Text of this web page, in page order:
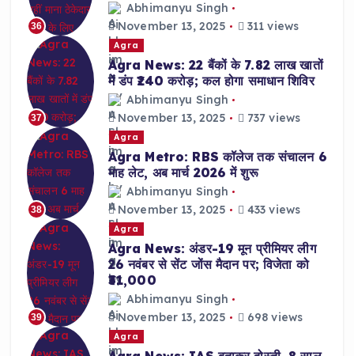
36
Abhimanyu Singh
November 13, 2025
311 views
37
Agra
Agra News: 22 बैंकों के 7.82 लाख खातों
में डंप ₹240 करोड़; कल होगा समाधान शिविर
Abhimanyu Singh
November 13, 2025
737 views
38
Agra
Agra Metro: RBS कॉलेज तक संचालन 6
माह लेट, अब मार्च 2026 में शुरू
Abhimanyu Singh
November 13, 2025
433 views
39
Agra
Agra News: अंडर-19 मून प्रीमियर लीग
26 नवंबर से सेंट जोंस मैदान पर; विजेता को
₹31,000
Abhimanyu Singh
November 13, 2025
698 views
Agra